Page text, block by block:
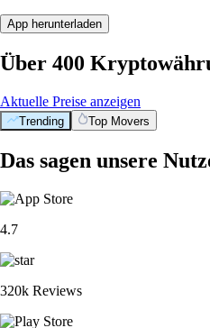
App herunterladen
Über 400
Aktuelle Preise anzeigen
Trending Top Movers
Das sagen unsere
4.7
320k Reviews